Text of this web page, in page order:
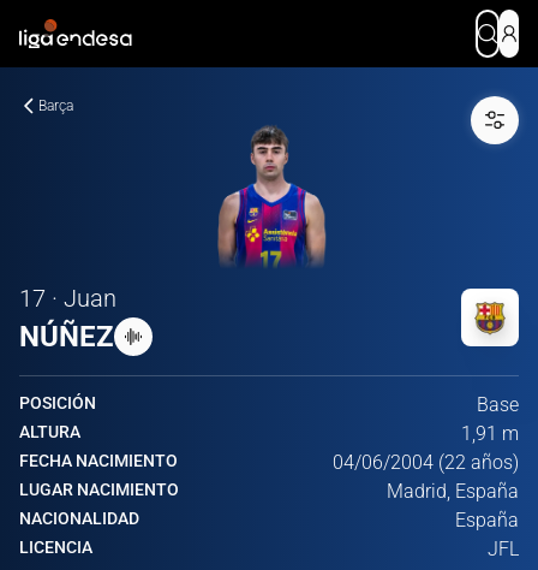
Barça
17 · Juan
NÚÑEZ
POSICIÓN Base
ALTURA 1,91 m
FECHA NACIMIENTO 04/06/2004 (22 años)
LUGAR NACIMIENTO Madrid, España
NACIONALIDAD España
LICENCIA JFL